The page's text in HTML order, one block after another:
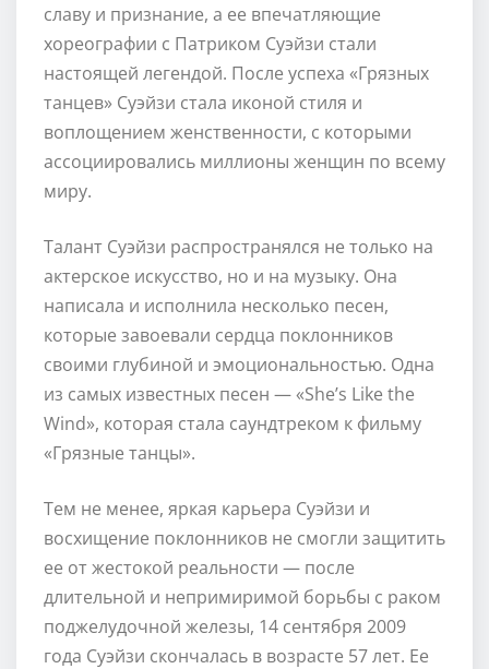
славу и признание, а ее впечатляющие
хореографии с Патриком Суэйзи стали
настоящей легендой. После успеха «Грязных
танцев» Суэйзи стала иконой стиля и
воплощением женственности, с которыми
ассоциировались миллионы женщин по всему
миру.
Талант Суэйзи распространялся не только на
актерское искусство, но и на музыку. Она
написала и исполнила несколько песен,
которые завоевали сердца поклонников
своими глубиной и эмоциональностью. Одна
из самых известных песен — «She’s Like the
Wind», которая стала саундтреком к фильму
«Грязные танцы».
Тем не менее, яркая карьера Суэйзи и
восхищение поклонников не смогли защитить
ее от жестокой реальности — после
длительной и непримиримой борьбы с раком
поджелудочной железы, 14 сентября 2009
года Суэйзи скончалась в возрасте 57 лет. Ее